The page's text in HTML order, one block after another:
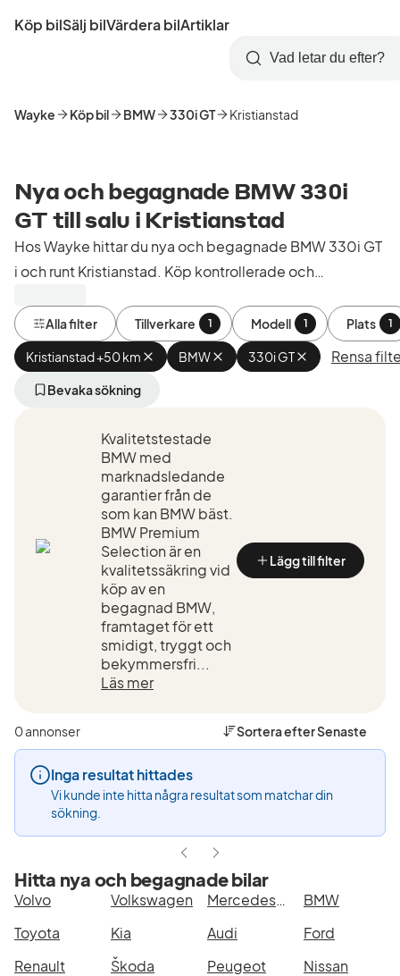
till
Startsida
Köp bilSälj bilVärdera bilArtiklar
Skapa
konto
Logga
in
Sök
Wayke Köp bil BMW 330i GT Kristianstad
Nya och begagnade BMW 330i
GT till salu i Kristianstad
Hos Wayke hittar du nya och begagnade BMW 330i GT
i och runt Kristianstad. Köp kontrollerade och
Alla filter Tillverkare 1 Modell 1 Plats 1
Kristianstad +50 km Ta
bort
+50
km
(Plats)
BMW Ta
bort
330i GT Ta
bort
Rensa
Bevaka sökning
Kvalitetstestade
BMW med
marknadsledande
garantier från de
som kan BMW bäst.
BMW Premium
Selection är en
kvalitetssäkring vid
köp av en
begagnad BMW,
framtaget för ett
smidigt, tryggt och
bekymmersfri...
Läs mer
Lägg till filter
0 annonser Sortera efterSenaste
Inga resultat hittades
Vi kunde inte hitta några resultat som matchar din
sökning.
Hitta nya och begagnade bilar
Volvo Volkswagen Mercedes-Benz
BMW
Toyota
Kia Audi
Ford
Renault
Škoda Peugeot
Nissan